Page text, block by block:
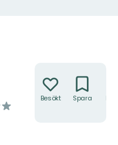
Besökt Spara